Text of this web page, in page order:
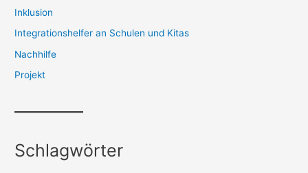
Inklusion
Integrationshelfer an Schulen und Kitas
Nachhilfe
Projekt
Schlagwörter